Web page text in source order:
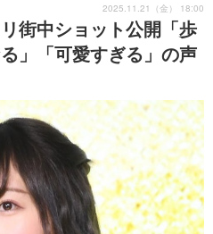
スポーツ
アリ／ナシ
ショップ
ン/マイルーム
街中ショット公開「歩
」「可愛すぎる」の声
2025.11.21（金） 18:00